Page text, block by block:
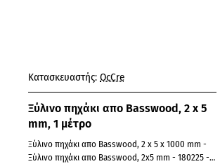
Κατασκευαστής: OcCre
Ξύλινο πηχάκι απο Basswood, 2 x 5
mm, 1 μέτρο
Ξύλινο πηχάκι απο Basswood, 2 x 5 x 1000 mm -
Ξύλινο πηχάκι απο Basswood, 2x5 mm - 180225 -